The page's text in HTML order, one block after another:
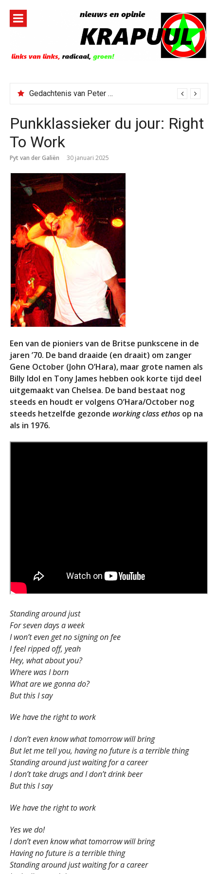
inhoud
Gedachtenis van Peter Faber
Punkklassieker du jour: Right
To Work
Pyt van der Galiën 30 januari 2025
Een van de pioniers van de Britse punkscene in de
jaren ’70. De band draaide (en draait) om zanger
Gene October (John O’Hara), maar grote namen als
Billy Idol en Tony James hebben ook korte tijd deel
uitgemaakt van Chelsea. De band bestaat nog
steeds en houdt er volgens O’Hara/October nog
steeds hetzelfde gezonde working class ethos op na
als in 1976.
Standing around just
For seven days a week
I won’t even get no signing on fee
I feel ripped off, yeah
Hey, what about you?
Where was I born
What are we gonna do?
But this I say
We have the right to work
I don’t even know what tomorrow will bring
But let me tell you, having no future is a terrible thing
Standing around just waiting for a career
I don’t take drugs and I don’t drink beer
But this I say
We have the right to work
Yes we do!
I don’t even know what tomorrow will bring
Having no future is a terrible thing
Standing around just waiting for a career